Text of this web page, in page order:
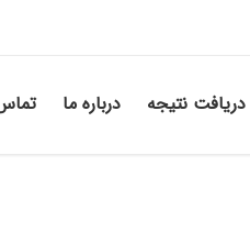
دریافت نتیجه درباره ما